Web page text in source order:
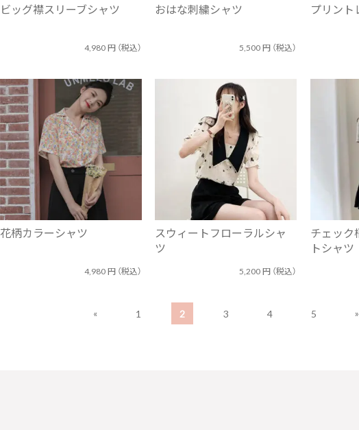
ビッグ襟スリーブシャツ
4,980円 （税込）
おはな刺繍シャツ
5,500円 （税込）
プリント
花柄カラーシャツ
4,980円 （税込）
スウィートフローラルシャ
ツ
5,200円 （税込）
チェック
トシャツ
« 1 2 3 4 5 »